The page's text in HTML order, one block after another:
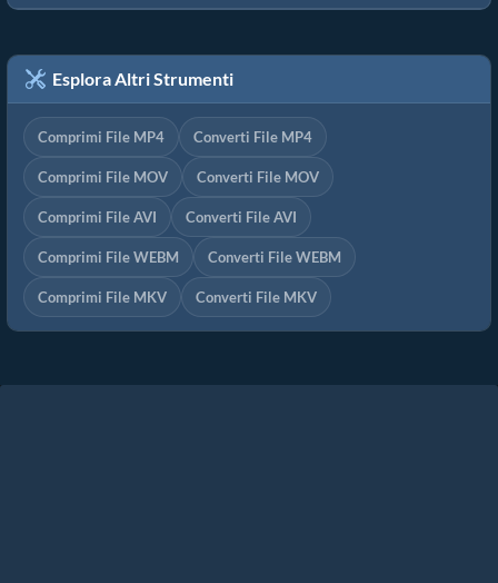
Esplora Altri Strumenti
Comprimi File MP4 Converti File MP4
Comprimi File MOV Converti File MOV
Comprimi File AVI Converti File AVI
Comprimi File WEBM Converti File WEBM
Comprimi File MKV Converti File MKV